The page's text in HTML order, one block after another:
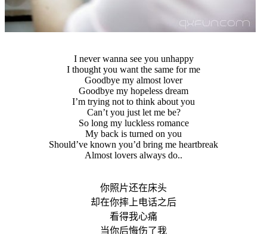
I never wanna see you unhappy
I thought you want the same for me
Goodbye my almost lover
Goodbye my hopeless dream
I’m trying not to think about you
Can’t you just let me be?
So long my luckless romance
My back is turned on you
Should’ve known you’d bring me heartbreak
Almost lovers always do..
你照片还在床头
却在你摔上电话之后
看得我心痛
当你后悔伤了我